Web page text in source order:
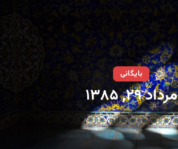
بایگانی
مرداد ۲۹, ۱۳۸۵